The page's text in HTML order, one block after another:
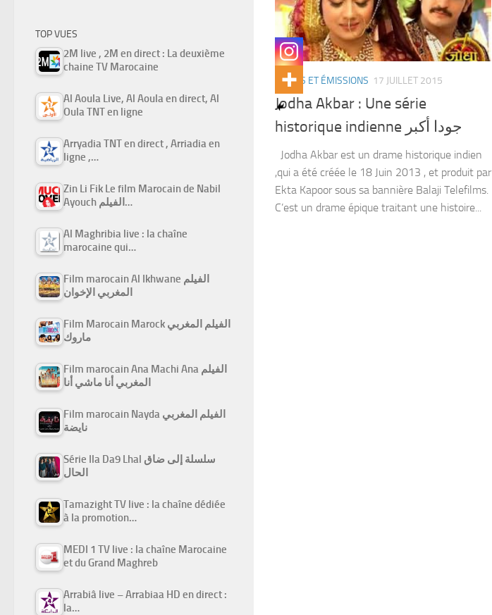
SÉRIES ET ÉMISSIONS 17 JUILLET 2015
Jodha Akbar : Une série
historique indienne جودا أكبر
Jodha Akbar est un drame historique indien
,qui a été créée le 18 Juin 2013 , et produit par
Ekta Kapoor sous sa bannière Balaji Telefilms.
C’est un drame épique traitant une histoire...
TOP VUES
2M live , 2M en direct : La deuxième
chaine TV Marocaine
Al Aoula Live, Al Aoula en direct, Al
Oula TNT en ligne
Arryadia TNT en direct , Arriadia en
ligne ,…
Zin Li Fik Le film Marocain de Nabil
Ayouch الفيلم…
Al Maghribia live : la chaîne
marocaine qui…
Film marocain Al Ikhwane الفيلم
المغربي الإخوان
Film Marocain Marock الفيلم المغربي
ماروك
Film marocain Ana Machi Ana الفيلم
المغربي أنا ماشي أنا
Film marocain Nayda الفيلم المغربي
نايضة
Série Ila Da9 Lhal سلسلة إلى ضاق
الحال
Tamazight TV live : la chaîne dédiée
à la promotion…
MEDI 1 TV live : la chaîne Marocaine
et du Grand Maghreb
Arrabiâ live – Arrabiaa HD en direct :
la…